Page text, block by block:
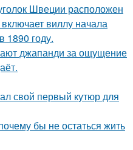
Швеции расположен
виллу начала
1890 году.
джапанди за ощущение
свой первый кутюр для
бы не остаться жить